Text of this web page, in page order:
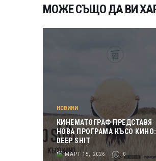
МОЖЕ СЪЩО ДА ВИ
НОВИНИ
КИНЕМАТОГРАФ ПРЕДСТАВЯ
НОВА ПРОГРАМА КЪСО КИНО:
DEEP SHIT
МАРТ 15, 2026 0